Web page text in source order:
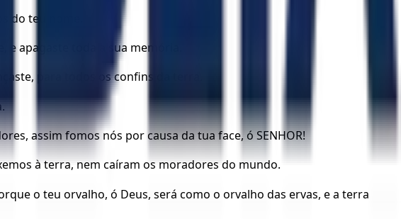
do teu nome.
apagaste toda a sua memória.
para todos os confins da terra.
assim fomos nós por causa da tua face, ó SENHOR!
à terra, nem caíram os moradores do mundo.
o teu orvalho, ó Deus, será como o orvalho das ervas, e a terra